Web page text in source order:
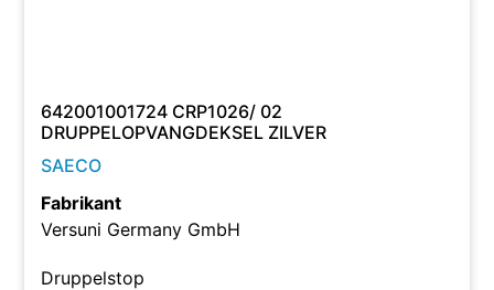
642001001724 CRP1026/ 02
DRUPPELOPVANGDEKSEL ZILVER
SAECO
Fabrikant
Versuni Germany GmbH
Druppelstop